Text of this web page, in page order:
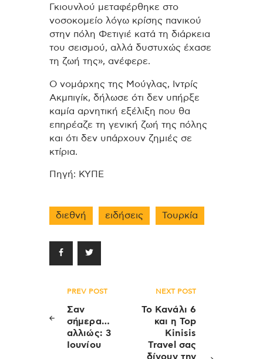
Γκιουνλού μεταφέρθηκε στο
νοσοκομείο λόγω κρίσης πανικού
στην πόλη Φετιγιέ κατά τη διάρκεια
του σεισμού, αλλά δυστυχώς έχασε
τη ζωή της», ανέφερε.
Ο νομάρχης της Μούγλας, Ιντρίς
Ακμπιγίκ, δήλωσε ότι δεν υπήρξε
καμία αρνητική εξέλιξη που θα
επηρέαζε τη γενική ζωή της πόλης
και ότι δεν υπάρχουν ζημιές σε
κτίρια.
Πηγή: ΚΥΠΕ
διεθνή ειδήσεις Τουρκία
Πλοήγηση
άρθρων
PREV POST
Σαν
σήμερα…
αλλιώς: 3
Ιουνίου
NEXT POST
Το Κανάλι 6
και η Top
Kinisis
Travel σας
δίνουν την